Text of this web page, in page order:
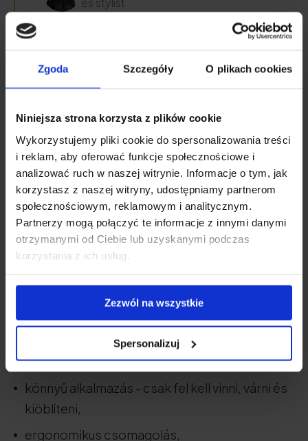
Zgoda Szczegóły O plikach cookies
Niniejsza strona korzysta z plików cookie
Wykorzystujemy pliki cookie do spersonalizowania treści
i reklam, aby oferować funkcje społecznościowe i
analizować ruch w naszej witrynie. Informacje o tym, jak
korzystasz z naszej witryny, udostępniamy partnerom
społecznościowym, reklamowym i analitycznym.
Partnerzy mogą połączyć te informacje z innymi danymi
otrzymanymi od Ciebie lub uzyskanymi podczas
korzystania z ich usług.
Zezwól na wszystkie
Spersonalizuj
figyeljük meg, hogyan reagál a haj a hűvös
Paletta tonerek -
felhasználói vélemények
A palettás tonerek inkábbköltségvetési mentő
lehetőségkéntérzékelhetőek, amikor nincs idő
a professzionális színezésre.
A felhasználók leggyakrabban a következőket
említik előnyként:
ár,
könnyű alkalmazás - csak fel kell vinni, várni és
kiöblíteni,
ergonomikus csomagolás,